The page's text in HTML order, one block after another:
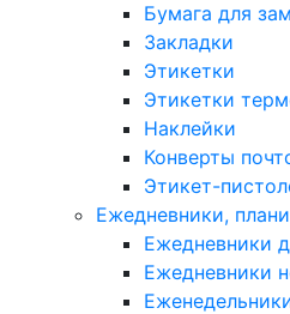
Бумага для
Закладки
Этикетки
Этикетки
Наклейки
Конверты
Этикет-
Ежедневники,
Ежедневники
Ежедневники